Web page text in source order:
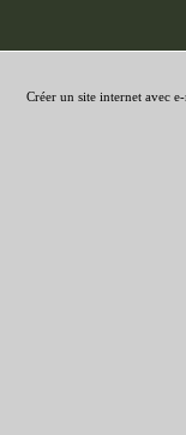
Créer un site internet avec